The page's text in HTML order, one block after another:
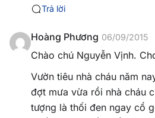
Trả lời
Hoàng Phương 06/09/2015
Chào chú Nguyễn Vịnh.
Vườn tiêu nhà cháu năm
đợt mưa vừa rồi nhà cháu
tượng là thối đen ngay cổ